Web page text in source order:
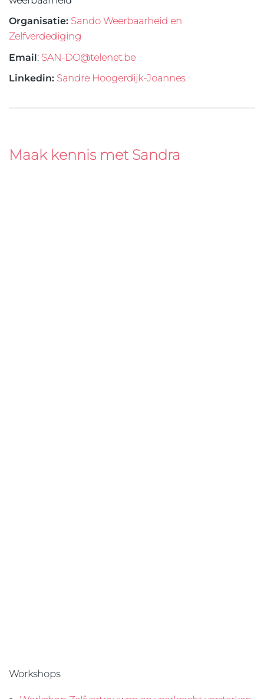
Organisatie: Sando Weerbaarheid en
Zelfverdediging
Email: SAN-DO@telenet.be
Linkedin: Sandre Hoogerdijk-Joannes
Maak kennis met Sandra
Workshops